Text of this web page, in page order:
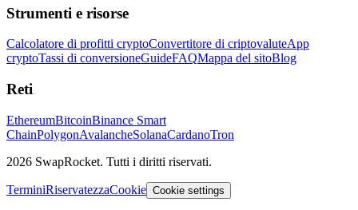
Strumenti e risorse
Calcolatore di profitti cryptoConvertitore di criptovaluteApp
cryptoTassi di conversioneGuideFAQMappa del sitoBlog
Reti
EthereumBitcoinBinance Smart
ChainPolygonAvalancheSolanaCardanoTron
2026 SwapRocket. Tutti i diritti riservati.
TerminiRiservatezzaCookie Cookie settings